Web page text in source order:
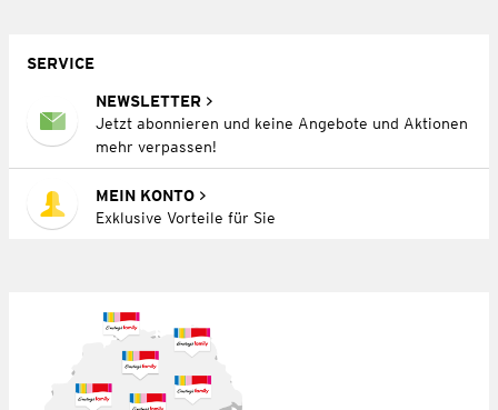
SERVICE
NEWSLETTER
Jetzt abonnieren und keine Angebote und Aktionen
mehr verpassen!
MEIN KONTO
Exklusive Vorteile für Sie